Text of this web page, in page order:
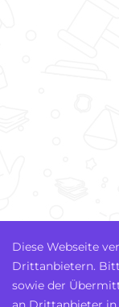
Diese Webseite
Drittanbietern.
sowie der